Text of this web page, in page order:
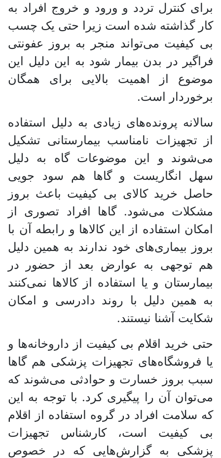
برای کنترل تردد و ورود و خروج افراد به
کار گذاشته شده است زیرا حتی یک چسب
بی کیفیت می‌تواند منجر به بروز عفونتی
فراگیر در بدن بیمار شود به این دلیل این
موضوع از اهمیت بالایی برای همگان
برخوردار است.
سالانه پرونده‌های زیادی به دلیل استفاده
از تجهیزات نامناسب بیمارستانی تشکیل
می‌شوند و این موضوعات گاه به دلیل
سهل انگاریست و گاها هم سود جویی
حاصل خرید کالای بی کیفیت باعث بروز
مشکلات می‌شود. گاها افراد تصوری از
امکان استفاده از این کالا‌ها و رابطه آن با
بروز بیماری‌های خود ندارند به همین دلیل
هم توجهی به عوارض بعد از حضور در
بیمارستان و یا استفاده از کالا‌ها نمی‌کنند
به همین دلیل با روند دادرسی و امکان
شکایت آشنا نیستند.
حتی خرید اقلام بی کیفیت از داروخانه‌ها و
یا فروشگاه‌های تجهیزات پزشکی هم گاها
سبب بروز خسارت و حوادثی می‌شوند که
می‌توان آن را پیگیری کرد. با توجه به این
که سلامت افراد در گروه استفاده از اقلام
بی کیفیت است، کارشناس تجهیزات
پزشکی به گزارش‌هایی که در خصوص